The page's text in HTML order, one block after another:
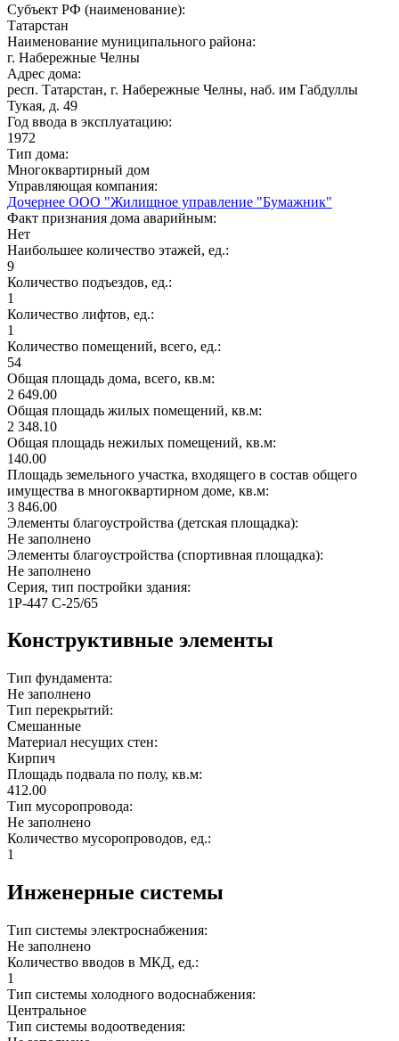
Субъект РФ (наименование):
Татарстан
Наименование муниципального района:
г. Набережные Челны
Адрес дома:
респ. Татарстан, г. Набережные Челны, наб. им Габдуллы
Тукая, д. 49
Год ввода в эксплуатацию:
1972
Тип дома:
Многоквартирный дом
Управляющая компания:
Дочернее ООО "Жилищное управление "Бумажник"
Факт признания дома аварийным:
Нет
Наибольшее количество этажей, ед.:
9
Количество подъездов, ед.:
1
Количество лифтов, ед.:
1
Количество помещений, всего, ед.:
54
Общая площадь дома, всего, кв.м:
2 649.00
Общая площадь жилых помещений, кв.м:
2 348.10
Общая площадь нежилых помещений, кв.м:
140.00
Площадь земельного участка, входящего в состав общего
имущества в многоквартирном доме, кв.м:
3 846.00
Элементы благоустройства (детская площадка):
Не заполнено
Элементы благоустройства (спортивная площадка):
Не заполнено
Серия, тип постройки здания:
1Р-447 С-25/65
Конструктивные элементы
Тип фундамента:
Не заполнено
Тип перекрытий:
Смешанные
Материал несущих стен:
Кирпич
Площадь подвала по полу, кв.м:
412.00
Тип мусоропровода:
Не заполнено
Количество мусоропроводов, ед.:
1
Инженерные системы
Тип системы электроснабжения:
Не заполнено
Количество вводов в МКД, ед.:
1
Тип системы холодного водоснабжения:
Центральное
Тип системы водоотведения: